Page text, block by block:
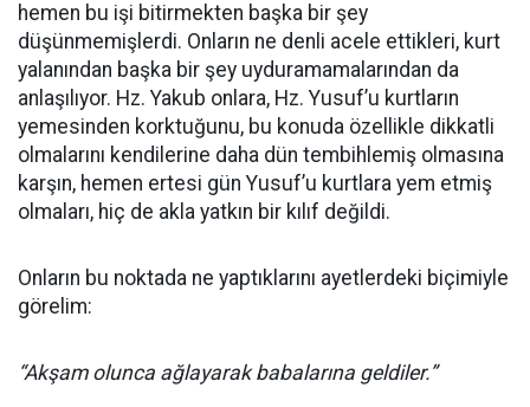
hemen bu işi bitirmekten başka bir şey
düşünmemişlerdi. Onların ne denli acele ettikleri, kurt
yalanından başka bir şey uyduramamalarından da
anlaşılıyor. Hz. Yakub onlara, Hz. Yusuf’u kurtların
yemesinden korktuğunu, bu konuda özellikle dikkatli
olmalarını kendilerine daha dün tembihlemiş olmasına
karşın, hemen ertesi gün Yusuf’u kurtlara yem etmiş
olmaları, hiç de akla yatkın bir kılıf değildi.
Onların bu noktada ne yaptıklarını ayetlerdeki biçimiyle
görelim:
“Akşam olunca ağlayarak babalarına geldiler.”